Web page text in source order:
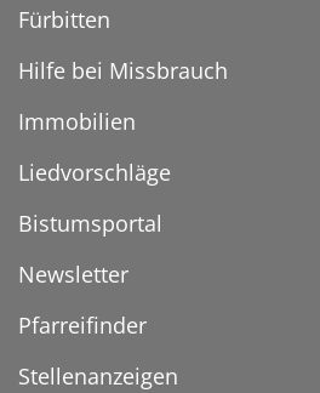
Fürbitten
Hilfe bei Missbrauch
Immobilien
Liedvorschläge
Bistumsportal
Newsletter
Pfarreifinder
Stellenanzeigen